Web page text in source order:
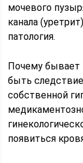
мочевого
канала
патология.
Почему
быть
собственной
появиться